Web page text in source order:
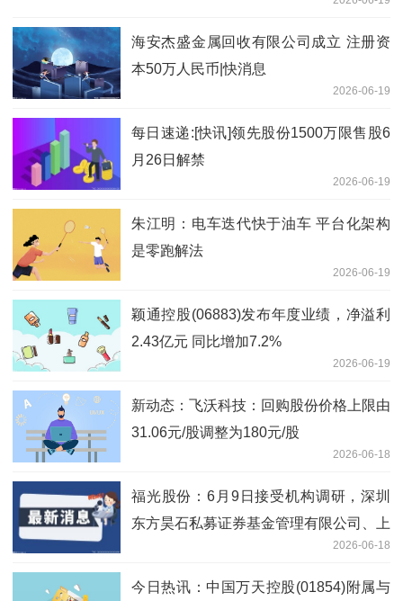
海安杰盛金属回收有限公司成立 注册资
本50万人民币|快消息
2026-06-19
每日速递:[快讯]领先股份1500万限售股6
月26日解禁
2026-06-19
朱江明：电车迭代快于油车 平台化架构
是零跑解法
2026-06-19
颖通控股(06883)发布年度业绩，净溢利
2.43亿元 同比增加7.2%
2026-06-19
新动态：飞沃科技：回购股份价格上限由
31.06元/股调整为180元/股
2026-06-18
福光股份：6月9日接受机构调研，深圳
东方昊石私募证券基金管理有限公司、上
海隆象私募基金管理有限公司等多家机构
参与
2026-06-18
今日热讯：中国万天控股(01854)附属与